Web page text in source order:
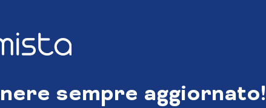
sempre aggiornato!